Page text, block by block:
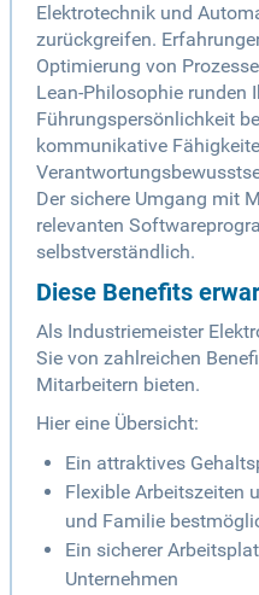
Elektrotechnik und
zurückgreifen.
Optimierung von
Lean-Philosophie runden
Führungspersönlichkeit
kommunikative
Der sichere Umgang mit
relevanten
selbstverständlich.
Diese Benefits
Als Industriemeister
Sie von zahlreichen
Mitarbeitern bieten.
Hier eine Übersicht:
Ein attraktives
Flexible Arbeitszeiten
und Familie
Ein sicherer
Unternehmen